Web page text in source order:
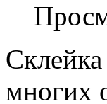
многих